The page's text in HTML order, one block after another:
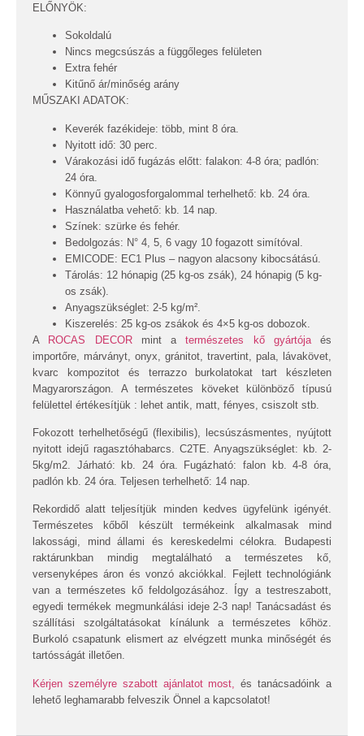
ELŐNYÖK:
Sokoldalú
Nincs megcsúszás a függőleges felületen
Extra fehér
Kitűnő ár/minőség arány
MŰSZAKI ADATOK:
Keverék fazékideje: több, mint 8 óra.
Nyitott idő: 30 perc.
Várakozási idő fugázás előtt: falakon: 4-8 óra; padlón:
24 óra.
Könnyű gyalogosforgalommal terhelhető: kb. 24 óra.
Használatba vehető: kb. 14 nap.
Színek: szürke és fehér.
Bedolgozás: N° 4, 5, 6 vagy 10 fogazott simítóval.
EMICODE: EC1 Plus – nagyon alacsony kibocsátású.
Tárolás: 12 hónapig (25 kg-os zsák), 24 hónapig (5 kg-
os zsák).
Anyagszükséglet: 2-5 kg/m².
Kiszerelés: 25 kg-os zsákok és 4×5 kg-os dobozok.
A ROCAS DECORmint atermészetes kő gyártójaés
importőre, márványt, onyx, gránitot, travertint, pala, lávakövet,
kvarc kompozitot és terrazzo burkolatokat tart készleten
Magyarországon. A természetes köveket különböző típusú
felülettel értékesítjük : lehet antik, matt, fényes, csiszolt stb.
Fokozott terhelhetőségű (flexibilis), lecsúszásmentes, nyújtott
nyitott idejű ragasztóhabarcs. C2TE. Anyagszükséglet: kb. 2-
5kg/m2. Járható: kb. 24 óra. Fugázható: falon kb. 4-8 óra,
padlón kb. 24 óra. Teljesen terhelhető: 14 nap.
Rekordidő alatt teljesítjük minden kedves ügyfelünk igényét.
Természetes kőből készült termékeink alkalmasak mind
lakossági, mind állami és kereskedelmi célokra. Budapesti
raktárunkban mindig megtalálható a természetes kő,
versenyképes áron és vonzó akciókkal. Fejlett technológiánk
van a természetes kő feldolgozásához. Így a testreszabott,
egyedi termékek megmunkálási ideje 2-3 nap! Tanácsadást és
szállítási szolgáltatásokat kínálunk a természetes kőhöz.
Burkoló csapatunk elismert az elvégzett munka minőségét és
tartósságát illetően.
Kérjen személyre szabott ajánlatot most,
és tanácsadóink a
lehető leghamarabb felveszik Önnel a kapcsolatot!